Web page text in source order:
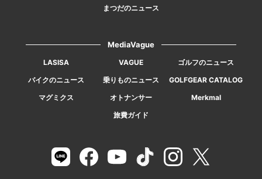
まつだのニュース
MediaVague
LASISA VAGUE
ゴルフのニュース
バイクのニュース
乗りものニュース
GOLFGEAR CATALOG
マグミクス
オトナンサー
Merkmal
旅費ガイド